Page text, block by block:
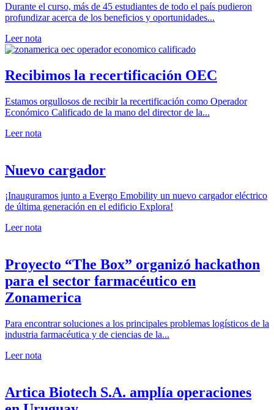
Durante el curso, más de 45 estudiantes de todo el país pudieron
profundizar acerca de los beneficios y oportunidades...
Leer nota
Recibimos la recertificación OEC
Estamos orgullosos de recibir la recertificación como Operador
Económico Calificado de la mano del director de la...
Leer nota
Nuevo cargador
¡Inauguramos junto a Evergo Emobility un nuevo cargador eléctrico
de última generación en el edificio Explora!
Leer nota
Proyecto “The Box” organizó hackathon
para el sector farmacéutico en
Zonamerica
Para encontrar soluciones a los principales problemas logísticos de la
industria farmacéutica y de ciencias de la...
Leer nota
Artica Biotech S.A. amplía operaciones